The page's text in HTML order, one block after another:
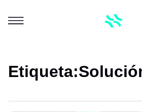
Etiqueta: